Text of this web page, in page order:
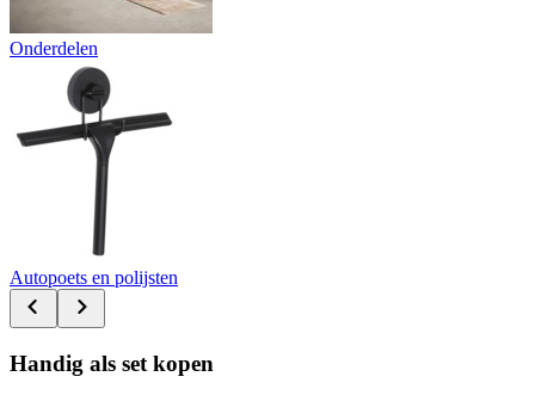
Onderdelen
Autopoets en polijsten
Handig als set kopen